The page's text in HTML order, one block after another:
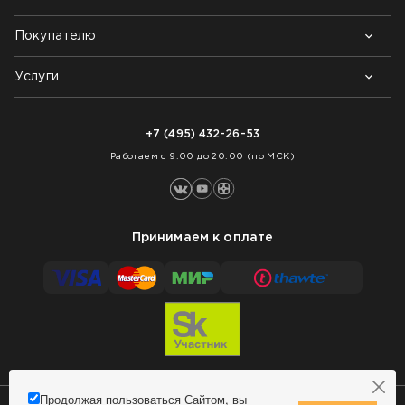
Продолжая пользоваться Сайтом, вы
Почему выбирают нас
Контакты
Блог
Покупателю
Возврат товара
Как заказать
Услуги
+7 (495) 432-26-53
Работаем с 9:00 до 20:00 (по МСК)
Принимаем к оплате